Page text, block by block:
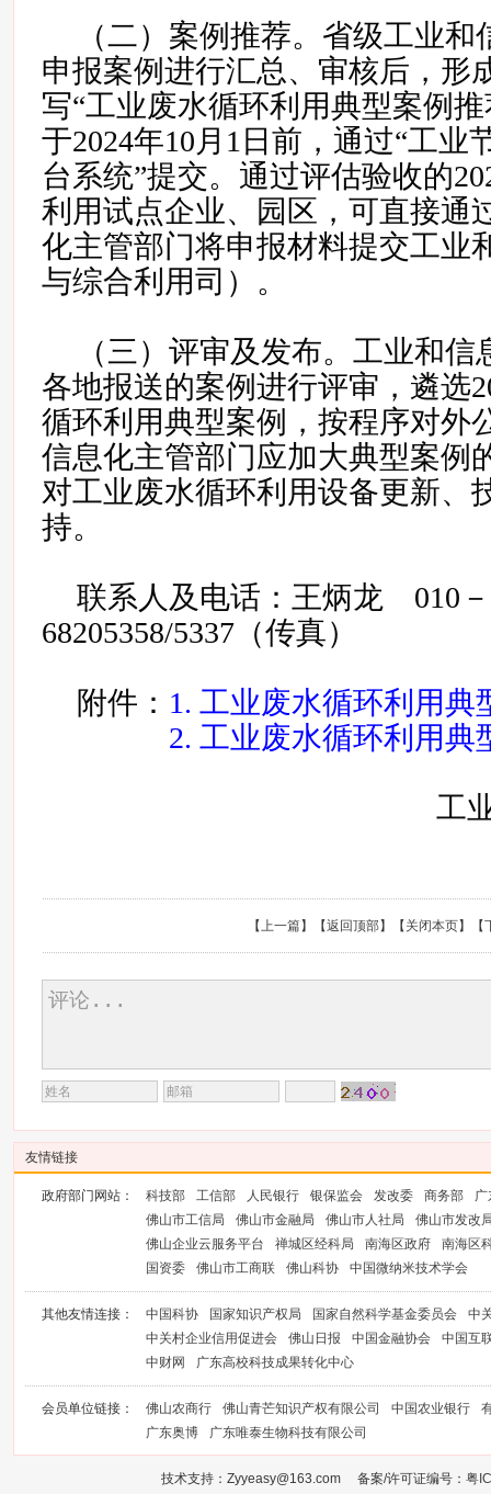
（二）案例推荐。省级工业
申报案例进行汇总、审核后，形
写“工业废水循环利用典型案例
于2024年10月1日前，通过“工业
台系统”提交。通过评估验收的
利用试点企业、园区，可直接通
化主管部门将申报材料提交工业
与综合利用司）。
（三）评审及发布。工业和
各地报送的案例进行评审，遴选
循环利用典型案例，按程序对外
信息化主管部门应加大典型案例
对工业废水循环利用设备更新、
持。
联系人及电话：王炳龙 010－
68205358/5337（传真）
附件： 1. 工业废水循环利用典
2. 工业废水循环利用典
工
【上一篇】【返回顶部】【 关闭本页】【
友情链接
政府部门网站： 科技部 工信部 人民银行 银保监会 发改委 商务部
广
佛山市工信局
佛山市金融局 佛山市人社局
佛山市发改
佛山企业云服务平台
禅城区经科局 南海区政府
南海区
国资委
佛山市工商联 佛山科协 中国微纳米技术学会
其他友情连接： 中国科协 国家知识产权局 国家自然科学基金委员会
中
中关村企业信用促进会
佛山日报 中国金融协会
中国互
中财网
广东高校科技成果转化中心
会员单位链接： 佛山农商行 佛山青芒知识产权有限公司 中国农业银行
广东奥博
广东唯泰生物科技有限公司
技术支持：Zyyeasy@163.com 备案/许可证编号： 粤